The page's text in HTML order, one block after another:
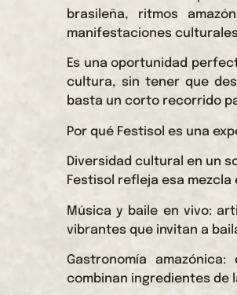
brasileña, ritmos
manifestaciones
Es una oportunidad
cultura, sin tener que
basta un corto recorrido
Por qué Festisol es una
Diversidad cultural en un
Festisol refleja esa mezcla
Música y baile en vivo:
vibrantes que invitan a
Gastronomía
combinan ingredientes de